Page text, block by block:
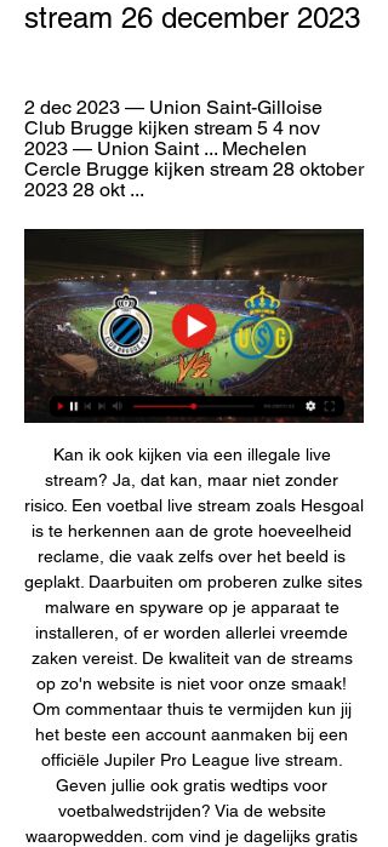
stream 26 december 2023
2 dec 2023 — Union Saint-Gilloise
Club Brugge kijken stream 5 4 nov
2023 — Union Saint ... Mechelen
Cercle Brugge kijken stream 28 oktober
2023 28 okt ...
Kan ik ook kijken via een illegale live
stream? Ja, dat kan, maar niet zonder
risico. Een voetbal live stream zoals Hesgoal
is te herkennen aan de grote hoeveelheid
reclame, die vaak zelfs over het beeld is
geplakt. Daarbuiten om proberen zulke sites
malware en spyware op je apparaat te
installeren, of er worden allerlei vreemde
zaken vereist. De kwaliteit van de streams
op zo'n website is niet voor onze smaak!
Om commentaar thuis te vermijden kun jij
het beste een account aanmaken bij een
officiële Jupiler Pro League live stream.
Geven jullie ook gratis wedtips voor
voetbalwedstrijden? Via de website
waaropwedden. com vind je dagelijks gratis